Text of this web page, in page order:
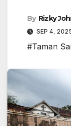
By Rizky
SEP 4,
#Taman